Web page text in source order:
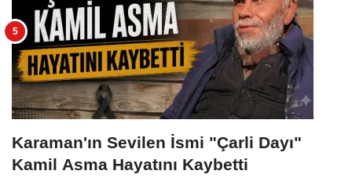
Karaman'ın Sevilen İsmi "Çarli Dayı"
Kamil Asma Hayatını Kaybetti